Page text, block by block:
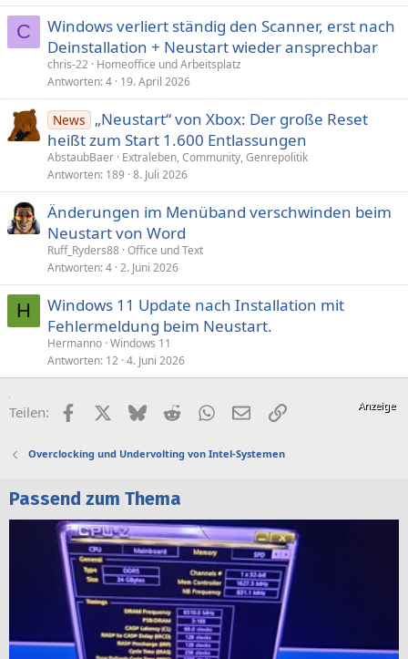
C
Windows verliert ständig den Scanner, erst nach
Deinstallation + Neustart wieder ansprechbar
chris-22 Homeoffice und Arbeitsplatz
Antworten 4 19. April 2026
News
„Neustart“ von Xbox: Der große Reset
heißt zum Start 1.600 Entlassungen
AbstaubBaer Extraleben, Community, Genrepolitik
Antworten 189 8. Juli 2026
Änderungen im Menüband verschwinden beim
Neustart von Word
Ruff_Ryders88 Office und Text
Antworten 4 2. Juni 2026
H
Windows 11 Update nach Installation mit
Fehlermeldung beim Neustart.
Hermanno Windows 11
Antworten 12 4. Juni 2026
Teilen: FacebookX (Twitter)
BlueskyRedditWhatsApp
E-MailLink
Overclocking und Undervolting von Intel-Systemen
Passend zum Thema